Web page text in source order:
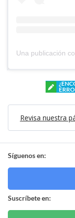
Revisa nuestra
Síguenos en:
Suscríbete en: